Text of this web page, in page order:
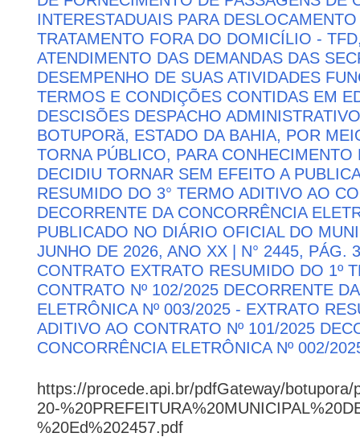
INTERESTADUAIS PARA
TRATAMENTO FORA DO DOMICÍLIO -
ATENDIMENTO DAS DEMANDAS DAS
DESEMPENHO DE SUAS ATIVIDADES
TERMOS E CONDIÇÕES CONTIDAS EM
DESCISÕES DESPACHO
BOTUPORă, ESTADO DA BAHIA, POR
TORNA PÚBLICO, PARA
DECIDIU TORNAR SEM EFEITO A
RESUMIDO DO 3° TERMO ADITIVO AO
DECORRENTE DA CONCORRÊNCIA
PUBLICADO NO DIÁRIO OFICIAL DO
JUNHO DE 2026, ANO XX | N° 2445, PÁG.
CONTRATO EXTRATO RESUMIDO DO 1º
CONTRATO Nº 102/2025 DECORRENTE
ELETRÔNICA Nº 003/2025 - EXTRATO
ADITIVO AO CONTRATO Nº 101/2025
CONCORRÊNCIA ELETRÔNICA Nº 002/
https://procede.api.br/pdfGateway/botupora/
20-
%20Ed%202457.pdf